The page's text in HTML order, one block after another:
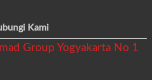
Kami
Group Yogyakarta No 1